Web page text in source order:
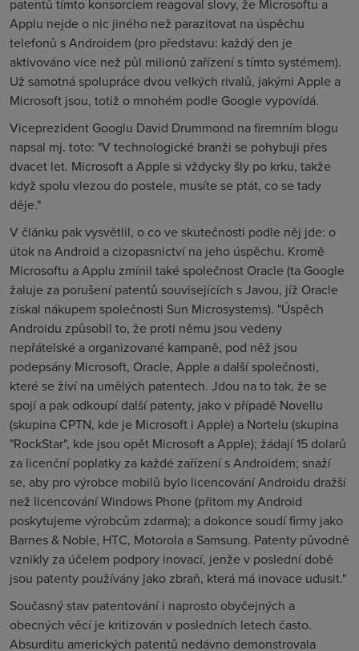
patentů tímto konsorciem reagoval slovy, že Microsoftu a
Applu nejde o nic jiného než parazitovat na úspěchu
telefonů s Androidem (pro představu: každý den je
aktivováno více než půl milionů zařízení s tímto systémem).
Už samotná spolupráce dvou velkých rivalů, jakými Apple a
Microsoft jsou, totiž o mnohém podle Google vypovídá.
Viceprezident Googlu David Drummond na firemním blogu
napsal mj. toto: "V technologické branži se pohybuji přes
dvacet let. Microsoft a Apple si vždycky šly po krku, takže
když spolu vlezou do postele, musíte se ptát, co se tady
děje."
V článku pak vysvětlil, o co ve skutečnosti podle něj jde: o
útok na Android a cizopasnictví na jeho úspěchu. Kromě
Microsoftu a Applu zmínil také společnost Oracle (ta Google
žaluje za porušení patentů souvisejících s Javou, jíž Oracle
získal nákupem společnosti Sun Microsystems). "Úspěch
Androidu způsobil to, že proti němu jsou vedeny
nepřátelské a organizované kampaně, pod něž jsou
podepsány Microsoft, Oracle, Apple a další společnosti,
které se živí na umělých patentech. Jdou na to tak, že se
spojí a pak odkoupí další patenty, jako v případě Novellu
(skupina CPTN, kde je Microsoft i Apple) a Nortelu (skupina
"RockStar", kde jsou opět Microsoft a Apple); žádají 15 dolarů
za licenční poplatky za každé zařízení s Androidem; snaží
se, aby pro výrobce mobilů bylo licencování Androidu dražší
než licencování Windows Phone (přitom my Android
poskytujeme výrobcům zdarma); a dokonce soudí firmy jako
Barnes & Noble, HTC, Motorola a Samsung. Patenty původně
vznikly za účelem podpory inovací, jenže v poslední době
jsou patenty používány jako zbraň, která má inovace udusit."
Současný stav patentování i naprosto obyčejných a
obecných věcí je kritizován v posledních letech často.
Absurditu amerických patentů nedávno demonstrovala